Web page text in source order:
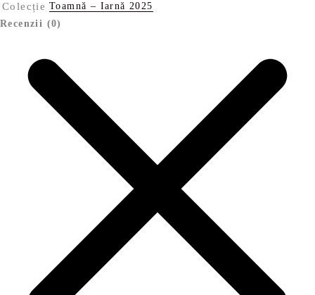
Colecție Toamnă – Iarnă 2025
Recenzii (0)